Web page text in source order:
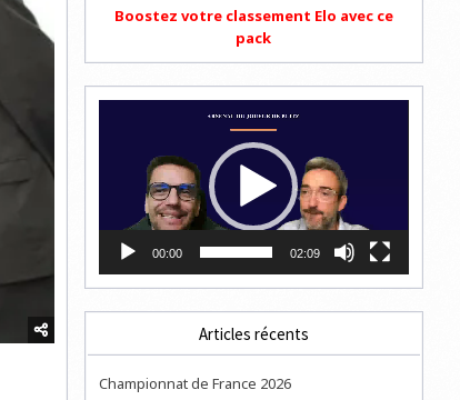
Boostez votre classement Elo avec ce
pack
00:00 02:09
Articles récents
Championnat de France 2026